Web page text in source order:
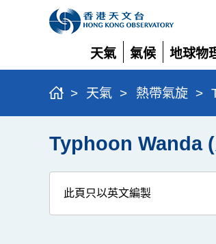
天氣
展
開
氣候
展
開
地球物
展
開
> 天氣 > 熱帶氣旋 >
Typhoon Wanda
此頁只以英文編製